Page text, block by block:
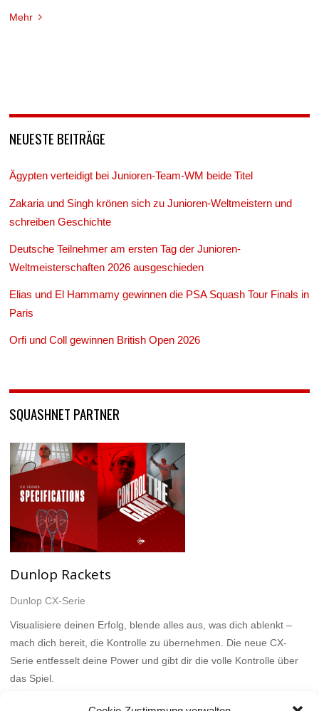
Mehr
NEUESTE BEITRÄGE
Ägypten verteidigt bei Junioren-Team-WM beide Titel
Zakaria und Singh krönen sich zu Junioren-Weltmeistern und
schreiben Geschichte
Deutsche Teilnehmer am ersten Tag der Junioren-
Weltmeisterschaften 2026 ausgeschieden
Elias und El Hammamy gewinnen die PSA Squash Tour Finals in
Paris
Orfi und Coll gewinnen British Open 2026
SQUASHNET PARTNER
Dunlop Rackets
Dunlop CX-Serie
Visualisiere deinen Erfolg, blende alles aus, was dich ablenkt –
mach dich bereit, die Kontrolle zu übernehmen. Die neue CX-
Serie entfesselt deine Power und gibt dir die volle Kontrolle über
das Spiel.